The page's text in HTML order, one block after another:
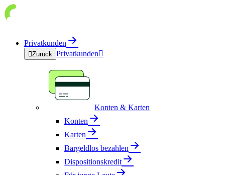
Privatkunden
Zurück Privatkunden
Konten & Karten
Konten
Karten
Bargeldlos bezahlen
Dispositionskredit